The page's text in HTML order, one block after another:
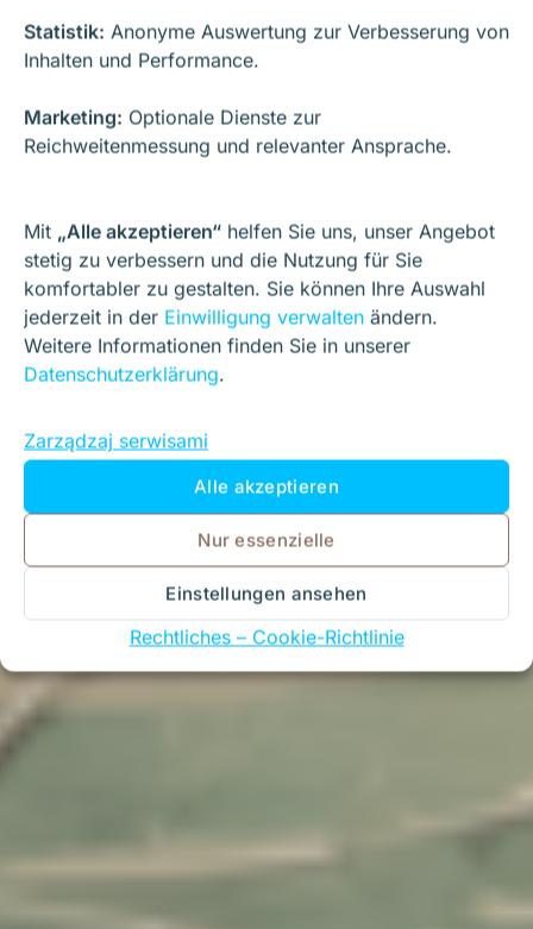
Statistik: Anonyme Auswertung zur Verbesserung von
Inhalten und Performance.
Marketing: Optionale Dienste zur
Reichweitenmessung und relevanter Ansprache.
Mit „Alle akzeptieren“ helfen Sie uns, unser Angebot
stetig zu verbessern und die Nutzung für Sie
komfortabler zu gestalten. Sie können Ihre Auswahl
jederzeit in der Einwilligung verwalten ändern.
Weitere Informationen finden Sie in unserer
Datenschutzerklärung.
Zarządzaj serwisami
Alle akzeptieren
Nur essenzielle
Einstellungen ansehen
Rechtliches – Cookie-Richtlinie